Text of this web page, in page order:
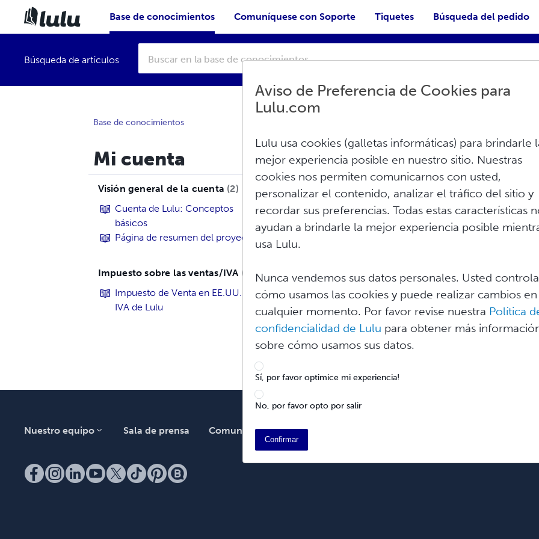
Base de conocimientos Comuníquese con Soporte Tiquetes Búsqueda del pedido
Búsqueda de artículos
Base de conocimientos
Mi cuenta
Visión general de la cuenta 2
Cuenta de Lulu: Conceptos
básicos
Página de resumen del proyecto
Promover
Página de Destacado del Autor o
Autora
Impuesto sobre las ventas/IVA
Impuesto de Venta en EE.UU. y el
IVA de Lulu
Nuestro equipo Sala de prensa Comunidad Ayuda
Aviso de Preferencia de Cookies para
Lulu.com
Lulu usa cookies (galletas informáticas) para brindarle
mejor experiencia posible en nuestro sitio. Nuestras
cookies nos permiten comunicarnos con usted,
personalizar el contenido, analizar el tráfico del sitio y
recordar sus preferencias. Todas estas características
ayudan a brindarle la mejor experiencia posible
usa Lulu.
Nunca vendemos sus datos personales. Usted controla
cómo usamos las cookies y puede realizar cambios en
cualquier momento. Por favor revise nuestra Política
confidencialidad de Lulu para obtener más
sobre cómo usamos sus datos.
Sí, por favor optimice mi experiencia!
No, por favor opto por salir
Confirmar